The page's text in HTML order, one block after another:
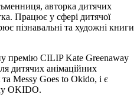
авторка дитячих
Працює у сфері дитячої
пізнавальні та художні книги
премію CILIP Kate Greenaway
дитячих анімаційних
Messy Goes to Okido, і є
OKIDO.